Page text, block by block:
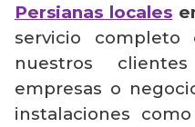
Persianas locales
servicio
nuestros
empresas o
instalaciones